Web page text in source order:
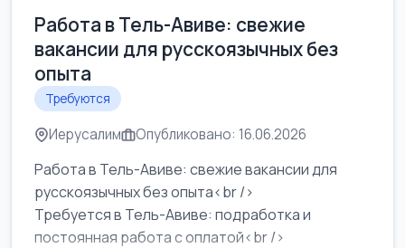
Работа в Тель-Авиве: свежие
вакансии для русскоязычных без
опыта
Требуются
Иерусалим Опубликовано: 16.06.2026
Работа в Тель-Авиве: свежие вакансии для
русскоязычных без опыта<br />
Требуется в Тель-Авиве: подработка и
постоянная работа с оплатой<br />